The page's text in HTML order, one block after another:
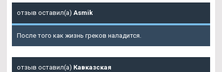
отзыв оставил(а) Asmik
После того как жизнь греков наладится.
отзыв оставил(а) Кавказская